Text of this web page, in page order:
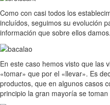
Como con casi todos los
incluídos, seguimos su evolución
información que sobre ellos damos.
En este caso hemos visto que las
«tomar» que por el «llevar». Es
productos, que en algunos casos
principio la gran mayoría se